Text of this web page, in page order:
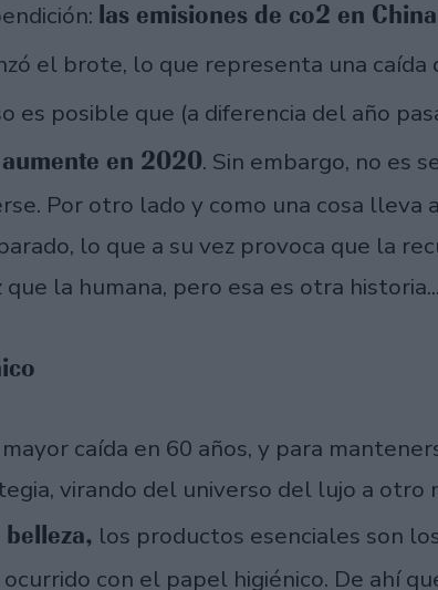
las emisiones de co2 en
el brote, lo que representa una caída
es posible que (a diferencia del año
en 2020. Sin embargo, no es
Por otro lado y como una cosa lleva
lo que a su vez provoca que la
la humana, pero esa es otra historia...
caída en 60 años, y para
virando del universo del lujo a otro
los productos esenciales son
con el papel higiénico. De ahí